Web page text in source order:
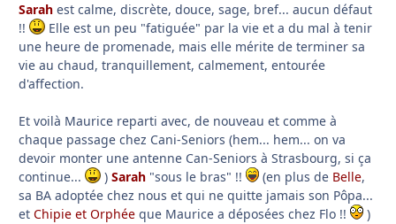
Sarah est calme, discrète, douce, sage, bref... aucun défaut
!!
Elle est un peu "fatiguée" par la vie et a du mal à tenir
une heure de promenade, mais elle mérite de terminer sa
vie au chaud, tranquillement, calmement, entourée
d'affection.
Et voilà Maurice reparti avec, de nouveau et comme à
chaque passage chez Cani-Seniors (hem... hem... on va
devoir monter une antenne Can-Seniors à Strasbourg, si ça
continue...
) Sarah "sous le bras" !! (en plus de Belle,
sa BA adoptée chez nous et qui ne quitte jamais son Pôpa...
et Chipie et Orphée que Maurice a déposées chez Flo !! )